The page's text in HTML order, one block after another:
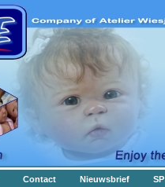
Contact Nieuwsbrief